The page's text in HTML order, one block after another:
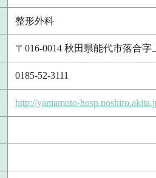
整形外科
〒016-0014 秋田県能代市落合字
0185-52-3111
http://yamamoto-